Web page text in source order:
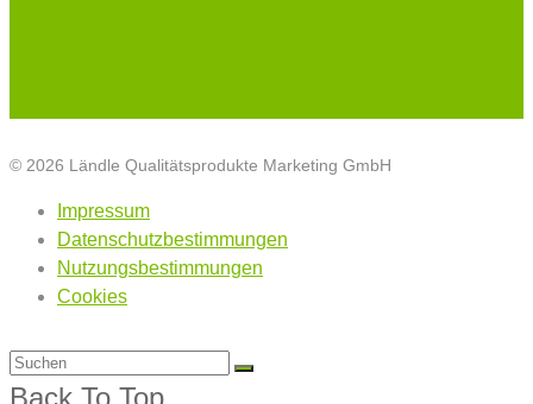
© 2026 Ländle Qualitätsprodukte Marketing GmbH
Impressum
Datenschutzbestimmungen
Nutzungsbestimmungen
Cookies
Back To Top